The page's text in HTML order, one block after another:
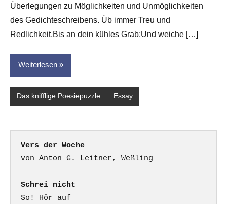
für
dasgedichtblog
Überlegungen zu Möglichkeiten und Unmöglichkeiten
des Gedichteschreibens. Üb immer Treu und
Redlichkeit,Bis an dein kühles Grab;Und weiche […]
Weiterlesen
Das knifflige Poesiepuzzle Essay
Vers der Woche
Schrei nicht
So! Hör auf